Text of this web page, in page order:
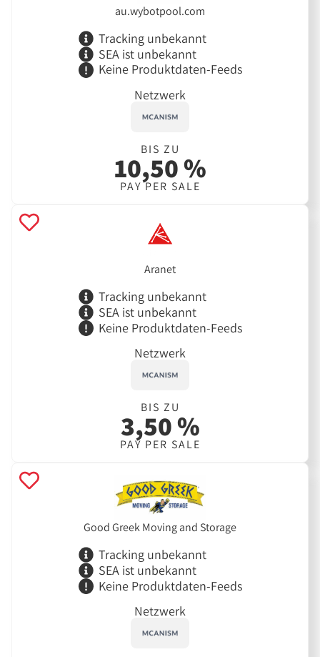
au.wybotpool.com
Tracking unbekannt
SEA ist unbekannt
Keine Produktdaten-Feeds
Netzwerk
BIS ZU
10,50 %
PAY PER SALE
Aranet
Tracking unbekannt
SEA ist unbekannt
Keine Produktdaten-Feeds
Netzwerk
BIS ZU
3,50 %
PAY PER SALE
Good Greek Moving and Storage
Tracking unbekannt
SEA ist unbekannt
Keine Produktdaten-Feeds
Netzwerk